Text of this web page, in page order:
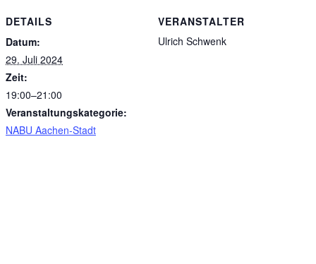
DETAILS
Datum:
29. Juli 2024
Zeit:
19:00–21:00
Veranstaltungskategorie:
NABU Aachen-Stadt
VERANSTALTER
Ulrich Schwenk